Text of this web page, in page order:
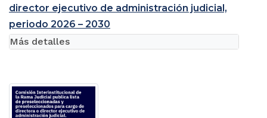
director ejecutivo de administración judicial,
periodo 2026 – 2030
Más detalles